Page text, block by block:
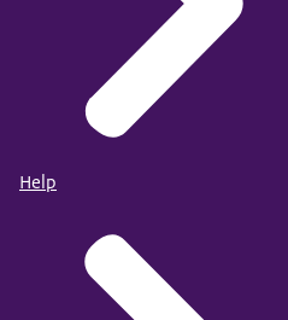
Help